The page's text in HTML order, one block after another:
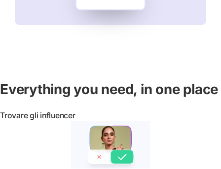
Everything you need, in one place
Trovare gli influencer